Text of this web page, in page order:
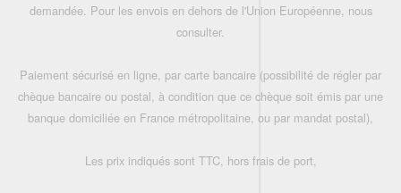
demandée. Pour les envois en dehors de l'Union Européenne, nous
consulter.
Paiement sécurisé en ligne, par carte bancaire (possibilité de régler par
chèque bancaire ou postal, à condition que ce chèque soit émis par une
banque domiciliée en France métropolitaine, ou par mandat postal),
Les prix indiqués sont TTC, hors frais de port,